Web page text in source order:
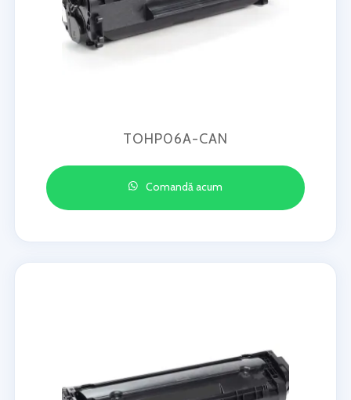
TOHP06A-CAN
Comandă acum